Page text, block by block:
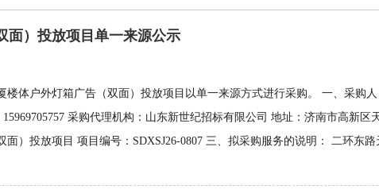
面）投放项目单一来源公示
体户外灯箱广告（双面）投放项目以单一来源方式进行采购。 一、采购
采购代理机构：山东新世纪招标有限公司 地址：济南市高新区
）投放项目 项目编号：SDXSJ26-0807 三、拟采购服务的说明： 二环东